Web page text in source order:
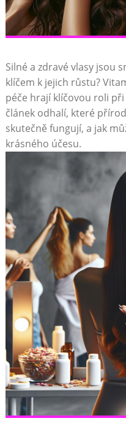
Silné a zdravé vlasy jsou
klíčem k jejich růstu?
péče hrají klíčovou roli
článek odhalí, které
skutečně fungují, a jak
krásného účesu.